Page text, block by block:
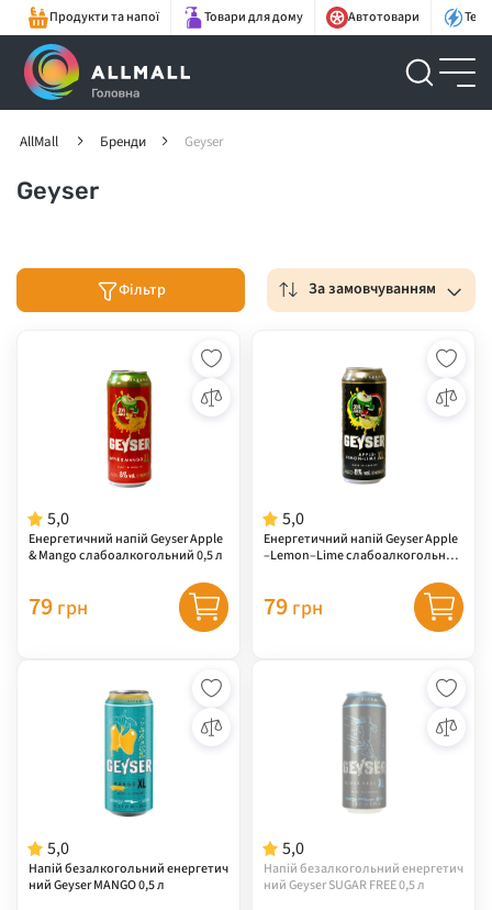
Продукти та напої Товари для дому Автотовари
AllMall Бренди Geyser
Geyser
Фільтр За замовчуванням
5,0
Енергетичний напій Geyser Apple
& Mango слабоалкогольний 0,5 л
79 грн
5,0
Енергетичний напій Geyser Apple
–Lemon–Lime слабоалкогольний
79 грн
5,0
Напій безалкогольний енергетич
ний Geyser MANGO 0,5 л
5,0
Напій безалкогольний енергетич
ний Geyser SUGAR FREE 0,5 л